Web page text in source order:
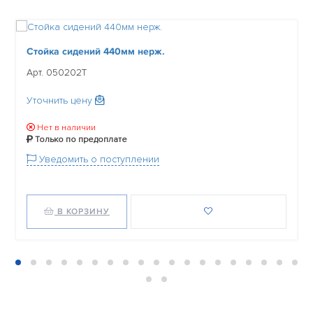
Стойка сидений 440мм нерж.
Арт. 050202T
Уточнить цену
Нет в наличии
Только по предоплате
Уведомить о поступлении
В КОРЗИНУ